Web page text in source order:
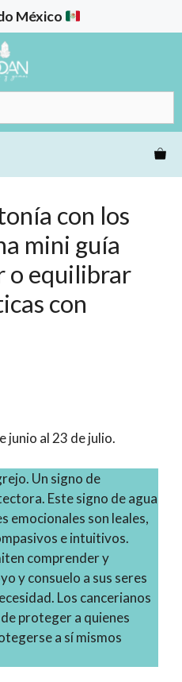
México
con los
mini guía
o equilibrar
con
junio al 23 de julio.
Un signo de
Este signo de agua
emocionales son leales,
e intuitivos.
comprender y
y consuelo a sus seres
Los cancerianos
proteger a quienes
a sí mismos